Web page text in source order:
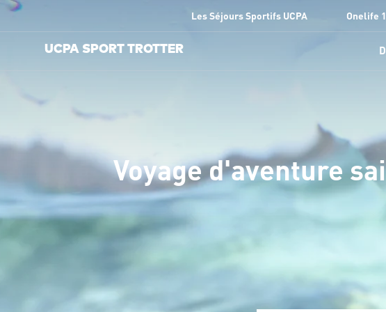
Les Séjours Sportifs UCPA Onelife
UCPA SPORT TROTTER
Voyage d'aventure